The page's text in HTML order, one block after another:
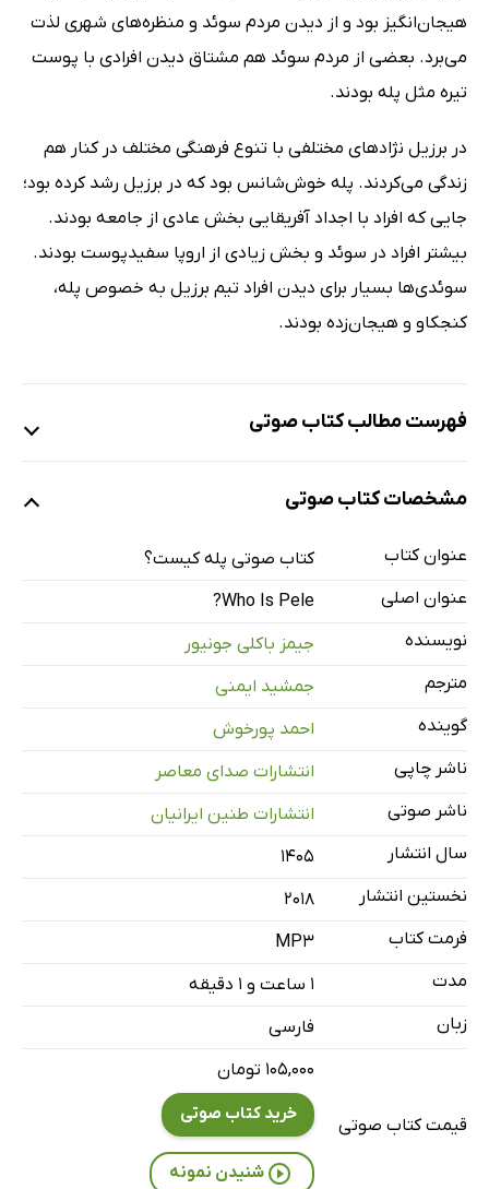
هیجان‌انگیز بود و از دیدن مردم سوئد و منظره‌های شهری لذت
می‌برد. بعضی از مردم سوئد هم مشتاق دیدن افرادی با پوست
تیره مثل پله بودند.
در برزیل نژادهای مختلفی با تنوع فرهنگی مختلف در کنار هم
زندگی می‌کردند. پله خوش‌شانس بود که در برزیل رشد کرده بود؛
جایی که افراد با اجداد آفریقایی بخش عادی از جامعه بودند.
بیشتر افراد در سوئد و بخش زیادی از اروپا سفیدپوست بودند.
سوئدی‌ها بسیار برای دیدن افراد تیم برزیل به خصوص پله،
کنجکاو و هیجان‌زده بودند.
فهرست مطالب کتاب صوتی
نمونه
معرفی
مقدمه: پله که بود؟ ـ فصل 1: پسری که شیفته‌ی فوتبال بود
فصل 2: تیم 7 سپتامبر
فصل 3: ستاره‌ی جوان
فصل 4: جام جهانی باشکوه
فصل 5: زمان شلوغی
مشخصات کتاب صوتی
عنوان کتاب
کتاب صوتی پله کیست؟
عنوان اصلی
Who Is Pele?
نویسنده
جیمز باکلی جونیور
مترجم
جمشید ایمنی
گوینده
احمد پورخوش
ناشر چاپی
انتشارات صدای معاصر
ناشر صوتی
انتشارات طنین ایرانیان
سال انتشار
۱۴۰۵
نخستین انتشار
2018
فرمت کتاب
MP3
مدت
۱ ساعت و ۱ دقیقه
زبان
فارسی
قیمت کتاب صوتی
۱۰۵,۰۰۰ تومان
خرید کتاب صوتی
شنیدن نمونه